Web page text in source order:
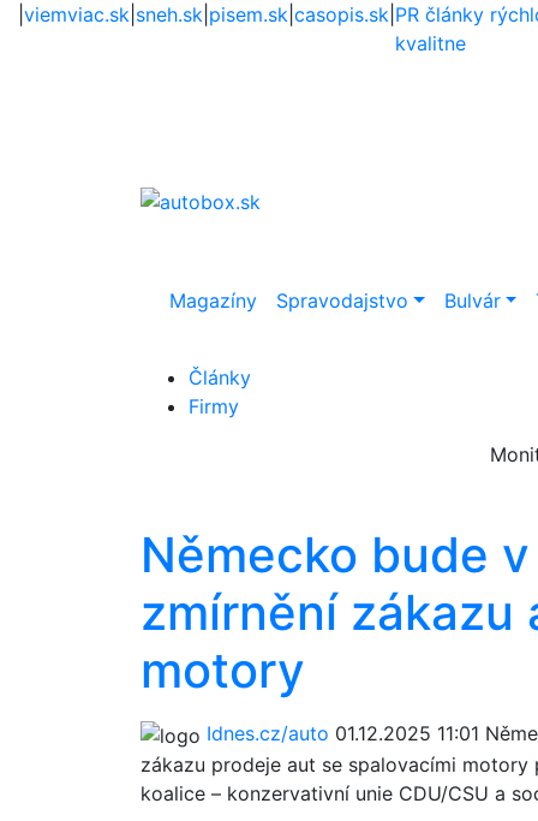
viemviac.sk sneh.sk pisem.sk casopis.sk PR články
kvalitne
Magazíny Spravodajstvo Bulvár
Články
Firmy
Německo bude
zmírnění zákazu
motory
Idnes.cz/auto 01.12.2025 11:01
zákazu prodeje aut se spalovacími
koalice – konzervativní unie CDU/CSU a